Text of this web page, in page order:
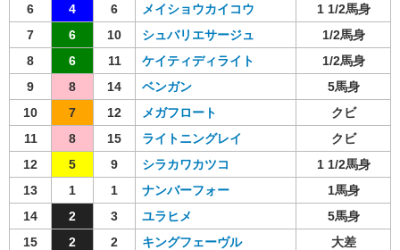
6
4 6 メイショウカイコウ
1 1/2馬身
7
6 10 シュバリエサージュ
1/2馬身
8
6 11 ケイティディライト
1/2馬身
9
8 14 ベンガン
5馬身
10
7 12 メガフロート
クビ
11
8 15 ライトニングレイ
クビ
12
5 9 シラカワカツコ
1 1/2馬身
13
1 1 ナンバーフォー
1馬身
14
2 3 ユラヒメ
5馬身
15
2 2 キングフェーヴル 大差